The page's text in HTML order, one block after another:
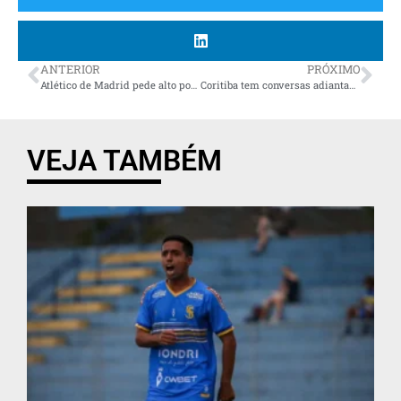
ANTERIOR PRÓXIMO
Coritiba tem conversas adiantadas para contratar atacante argentino do Racing
VEJA TAMBÉM